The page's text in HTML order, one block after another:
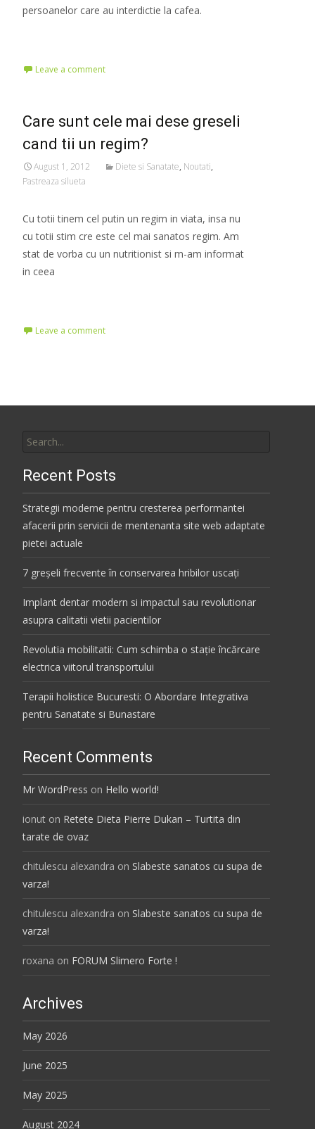
persoanelor care au interdictie la cafea.
Leave a comment
Care sunt cele mai dese greseli
cand tii un regim?
August 1, 2012 Diete si Sanatate, Noutati,
Pastreaza silueta
Cu totii tinem cel putin un regim in viata, insa nu
cu totii stim cre este cel mai sanatos regim. Am
stat de vorba cu un nutritionist si m-am informat
in ceea
Leave a comment
for:
Recent Posts
Strategii moderne pentru cresterea performantei
afacerii prin servicii de mentenanta site web adaptate
pietei actuale
7 greșeli frecvente în conservarea hribilor uscați
Implant dentar modern si impactul sau revolutionar
asupra calitatii vietii pacientilor
Revolutia mobilitatii: Cum schimba o stație încărcare
electrica viitorul transportului
Terapii holistice Bucuresti: O Abordare Integrativa
pentru Sanatate si Bunastare
Recent Comments
Mr WordPress on Hello world!
ionut on Retete Dieta Pierre Dukan – Turtita din
tarate de ovaz
chitulescu alexandra on Slabeste sanatos cu supa de
varza!
chitulescu alexandra on Slabeste sanatos cu supa de
varza!
roxana on FORUM Slimero Forte !
Archives
May 2026
June 2025
May 2025
August 2024